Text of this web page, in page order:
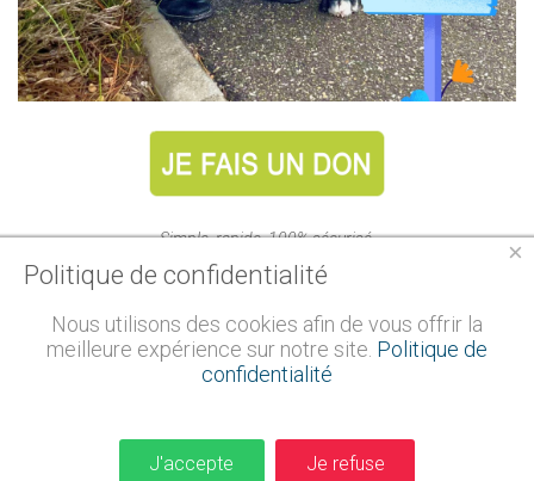
Simple, rapide, 100% sécurisé. ×
Politique de confidentialité
Nous utilisons des cookies afin de vous offrir la
meilleure expérience sur notre site. Politique de
confidentialité
J'accepte Je refuse